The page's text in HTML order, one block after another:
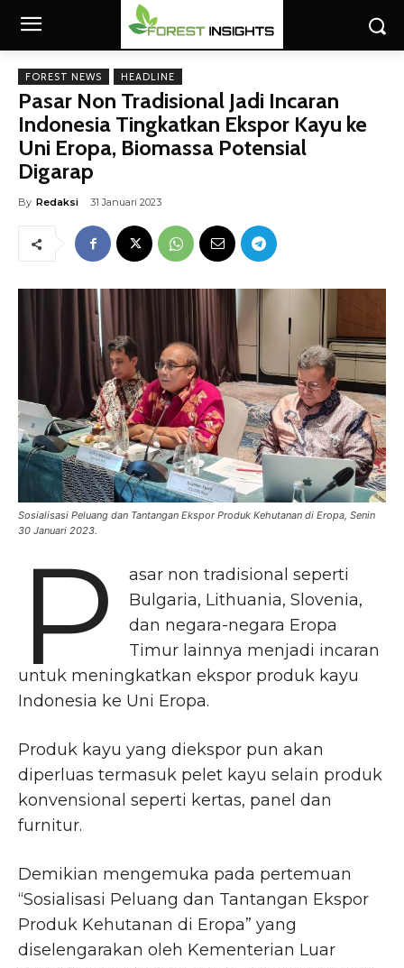
FOREST NEWS HEADLINE
Pasar Non Tradisional Jadi Incaran
Indonesia Tingkatkan Ekspor Kayu ke
Uni Eropa, Biomassa Potensial
Digarap
By Redaksi 31 Januari 2023
Sosialisasi Peluang dan Tantangan Ekspor Produk Kehutanan di Eropa, Senin
30 Januari 2023.
P
asar non tradisional seperti
Bulgaria, Lithuania, Slovenia,
dan negara-negara Eropa
Timur lainnya menjadi incaran
untuk meningkatkan ekspor produk kayu
Indonesia ke Uni Eropa.
Produk kayu yang diekspor pun akan
diperluas termasuk pelet kayu selain produk
konvensional seperti kertas, panel dan
furnitur.
Demikian mengemuka pada pertemuan
“Sosialisasi Peluang dan Tantangan Ekspor
Produk Kehutanan di Eropa” yang
diselengarakan oleh Kementerian Luar